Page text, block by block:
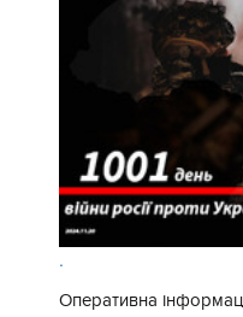
.
Оперативна